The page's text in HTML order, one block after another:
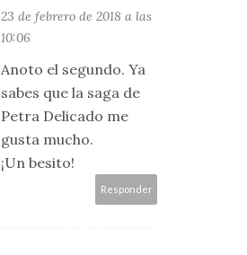
23 de febrero de 2018 a las
10:06
Anoto el segundo. Ya
sabes que la saga de
Petra Delicado me
gusta mucho.
¡Un besito!
Responder